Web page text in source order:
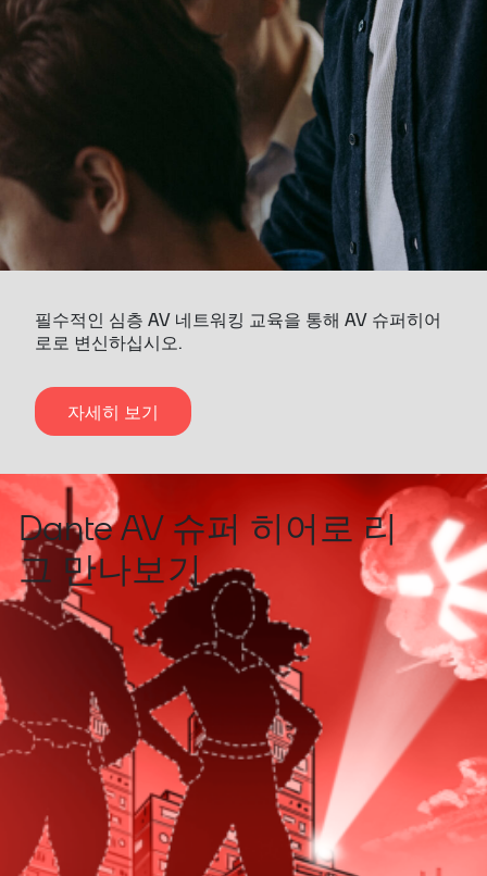
필수적인 심층 AV 네트워킹 교육을 통해 AV 슈퍼히어
로로 변신하십시오.
자세히 보기
Dante AV 슈퍼 히어로 리
그 만나보기